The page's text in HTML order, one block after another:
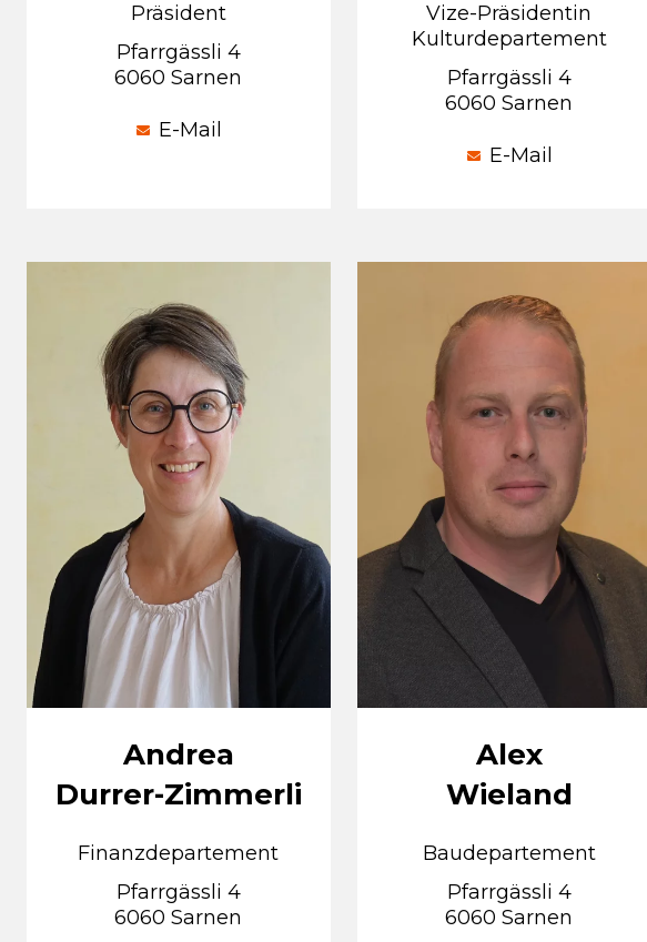
Präsident
Pfarrgässli 4
6060 Sarnen
E-Mail
Vize-Präsidentin
Kulturdepartement
Pfarrgässli 4
6060 Sarnen
E-Mail
Andrea
Durrer-Zimmerli
Finanzdepartement
Pfarrgässli 4
6060 Sarnen
Alex
Wieland
Baudepartement
Pfarrgässli 4
6060 Sarnen